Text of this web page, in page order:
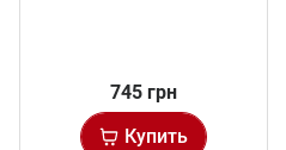
745 грн
Купить